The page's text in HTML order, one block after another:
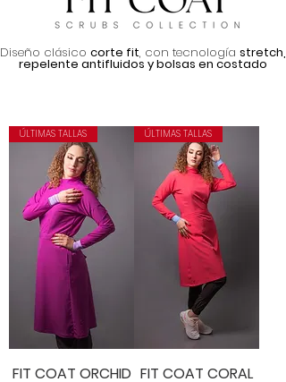
Diseño clásico corte fit, con tecnología stretch,
repelente antifluidos y bolsas en costado
ÚLTIMAS TALLAS
FIT COAT ORCHID
ÚLTIMAS TALLAS
FIT COAT CORAL